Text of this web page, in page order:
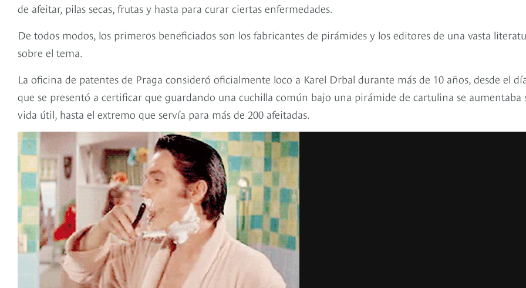
de afeitar, pilas secas, frutas y hasta para curar ciertas enfermedades.
De todos modos, los primeros beneficiados son los fabricantes de pirámides y los editores de una vasta
sobre el tema.
La oficina de patentes de Praga consideró oficialmente loco a Karel Drbal durante más de 10 años, desde el
que se presentó a certificar que guardando una cuchilla común bajo una pirámide de cartulina se aumentaba
vida útil, hasta el extremo que servía para más de 200 afeitadas.